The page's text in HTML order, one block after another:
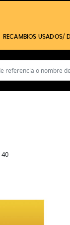
RECAMBIOS USADOS/
40